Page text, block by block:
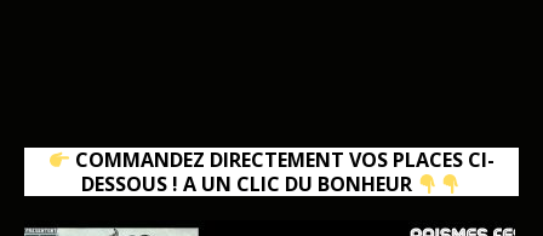
COMMANDEZ DIRECTEMENT VOS PLACES CI-
DESSOUS ! A UN CLIC DU BONHEUR